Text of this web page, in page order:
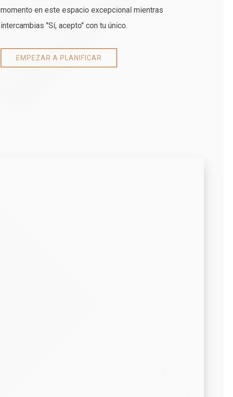
momento en este espacio excepcional mientras
intercambias "Sí, acepto" con tu único.
EMPEZAR A PLANIFICAR